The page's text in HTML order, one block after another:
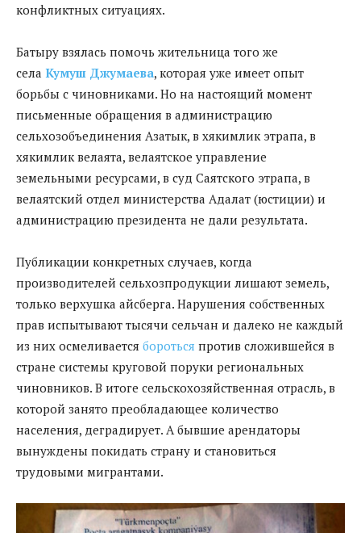
конфликтных ситуациях.
Батыру взялась помочь жительница того же
села Кумуш Джумаева, которая уже имеет опыт
борьбы с чиновниками. Но на настоящий момент
письменные обращения в администрацию
сельхозобъединения Азатык, в хякимлик этрапа, в
хякимлик велаята, велаятское управление
земельными ресурсами, в суд Саятского этрапа, в
велаятский отдел министерства Адалат (юстиции) и
администрацию президента не дали результата.
Публикации конкретных случаев, когда
производителей сельхозпродукции лишают земель,
только верхушка айсберга. Нарушения собственных
прав испытывают тысячи сельчан и далеко не каждый
из них осмеливается бороться против сложившейся в
стране системы круговой поруки региональных
чиновников. В итоге сельскохозяйственная отрасль, в
которой занято преобладающее количество
населения, деградирует. А бывшие арендаторы
вынуждены покидать страну и становиться
трудовыми мигрантами.